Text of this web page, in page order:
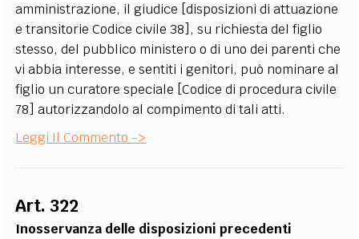
amministrazione, il giudice [disposizioni di attuazione
e transitorie Codice civile 38], su richiesta del figlio
stesso, del pubblico ministero o di uno dei parenti che
vi abbia interesse, e sentiti i genitori, può nominare al
figlio un curatore speciale [Codice di procedura civile
78] autorizzandolo al compimento di tali atti.
Leggi Il Commento ->
Art. 322
Inosservanza delle disposizioni precedenti